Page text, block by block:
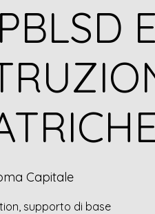
E
Capitale
supporto di base